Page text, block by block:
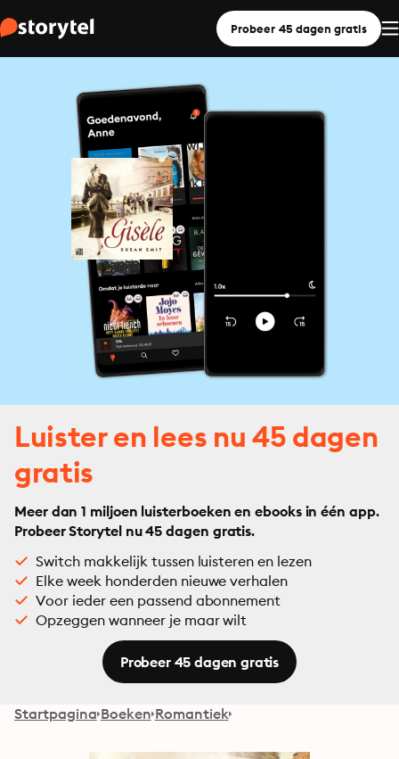
Probeer 45 dagen gratis
Luister en lees nu 45 dagen
gratis
Meer dan 1 miljoen luisterboeken en ebooks in één app.
Probeer Storytel nu 45 dagen gratis.
Switch makkelijk tussen luisteren en lezen
Elke week honderden nieuwe verhalen
Voor ieder een passend abonnement
Opzeggen wanneer je maar wilt
Probeer 45 dagen gratis
Startpagina Boeken Romantiek